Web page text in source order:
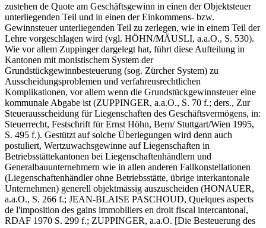
zustehen de Quote am Geschäftsgewinn in einen der Objektsteuer
unterliegenden Teil und in einen der Einkommens- bzw.
Gewinnsteuer unterliegenden Teil zu zerlegen, wie in einem Teil der
Lehre vorgeschlagen wird (vgl. HÖHN/MÄUSLI, a.a.O., S. 530).
Wie vor allem Zuppinger dargelegt hat, führt diese Aufteilung in
Kantonen mit monistischem System der
Grundstückgewinnbesteuerung (sog. Zürcher System) zu
Ausscheidungsproblemen und verfahrensrechtlichen
Komplikationen, vor allem wenn die Grundstückgewinnsteuer eine
kommunale Abgabe ist (ZUPPINGER, a.a.O., S. 70 f.; ders., Zur
Steuerausscheidung für Liegenschaften des Geschäftsvermögens, in:
Steuerrecht, Festschrift für Ernst Höhn, Bern/ Stuttgart/Wien 1995,
S. 495 f.). Gestützt auf solche Überlegungen wird denn auch
postuliert, Wertzuwachsgewinne auf Liegenschaften in
Betriebsstättekantonen bei Liegenschaftenhändlern und
Generalbauunternehmern wie in allen anderen Fallkonstellationen
(Liegenschaftenhändler ohne Betriebsstätte, übrige interkantonale
Unternehmen) generell objektmässig auszuscheiden (HONAUER,
a.a.O., S. 266 f.; JEAN-BLAISE PASCHOUD, Quelques aspects
de l'imposition des gains immobiliers en droit fiscal intercantonal,
RDAF 1970 S. 299 f.; ZUPPINGER, a.a.O. [Die Besteuerung des